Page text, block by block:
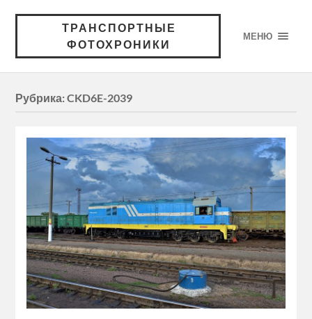
ТРАНСПОРТНЫЕ
ФОТОХРОНИКИ
МЕНЮ
Рубрика:CKD6E-2039